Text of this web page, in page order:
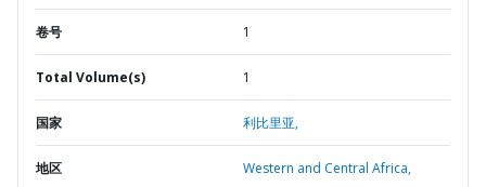
卷号 1
Total Volume(s) 1
国家 利比里亚,
地区 Western and Central Africa,